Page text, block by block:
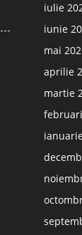
iulie
iunie
mai
aprilie
martie